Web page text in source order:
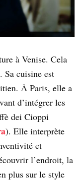
à Venise. Cela
Sa cuisine est
À Paris, elle a
d’intégrer les
dei Cioppi
). Elle interprète
et
l’endroit, la
plus sur le style